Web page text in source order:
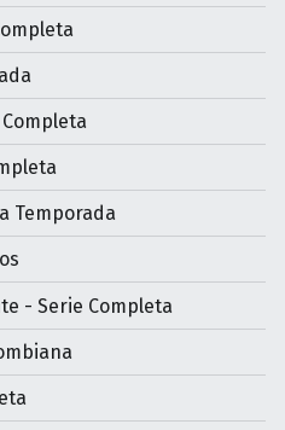
Temporada
- Serie Completa